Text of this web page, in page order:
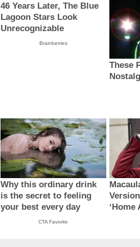
46 Years Later, The Blue
Lagoon Stars Look
Unrecognizable
Brainberries
These
Why this ordinary drink
is the secret to feeling
your best every day
CTA Favorite
‘Home